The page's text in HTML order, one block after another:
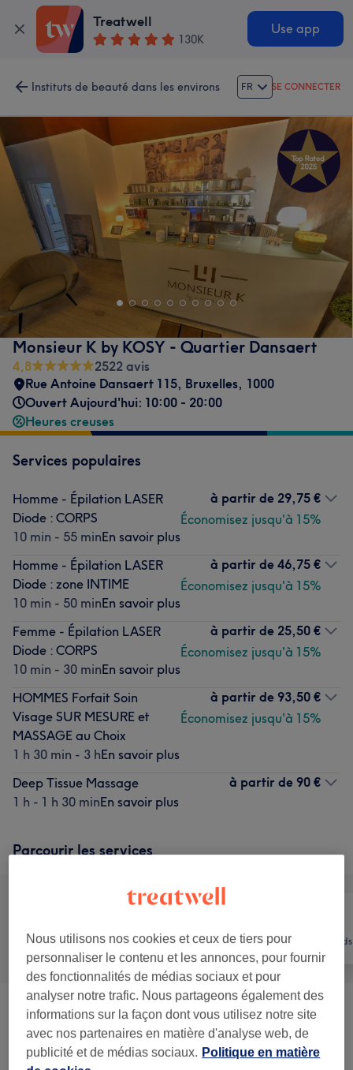
Treatwell
130K
Use app
Instituts de beauté dans les environs FR SE CONNECTER
Monsieur K by KOSY - Quartier Dansaert
4,8
2522 avis
Rue Antoine Dansaert 115, Bruxelles, 1000
Ouvert Aujourd'hui: 10:00 - 20:00
Heures creuses
Services populaires
Homme - Épilation LASER
Diode : CORPS
10 min - 55 minEn savoir plus
à partir de 29,75 €
Économisez jusqu'à 15%
Homme - Épilation LASER
Diode : zone INTIME
10 min - 50 minEn savoir plus
à partir de 46,75 €
Économisez jusqu'à 15%
Femme - Épilation LASER
Diode : CORPS
10 min - 30 minEn savoir plus
à partir de 25,50 €
Économisez jusqu'à 15%
HOMMES Forfait Soin
Visage SUR MESURE et
MASSAGE au Choix
1 h 30 min - 3 hEn savoir plus
à partir de 93,50 €
Économisez jusqu'à 15%
Deep Tissue Massage
1 h - 1 h 30 minEn savoir plus
à partir de 90 €
Parcourir les services
Tout Coiffure Mains & Pieds
Homme - SOIN VISAGE Sur
Mesure (avec Option Manucure,
Pédicure Et Epilations Sourcils) ( 5)
à partir de 75 €
Nous utilisons nos cookies et ceux de tiers pour
personnaliser le contenu et les annonces, pour fournir
des fonctionnalités de médias sociaux et pour
analyser notre trafic. Nous partageons également des
informations sur la façon dont vous utilisez notre site
avec nos partenaires en matière d'analyse web, de
publicité et de médias sociaux. Politique en matière